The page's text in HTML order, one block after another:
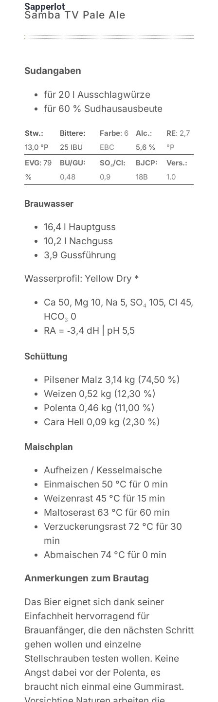
Sapperlot
Samba TV Pale Ale
Sudangaben
für 20 l Ausschlagwürze
für 60 % Sudhausausbeute
Stw.:
13,0 °P
Bittere:
25 IBU
Farbe: 6
EBC
Alc.:
5,6 %
RE: 2,7
°P
EVG: 79
%
BU/GU:
0,48
SO₄/Cl:
0,9
BJCP:
18B
Vers.:
1.0
Brauwasser
16,4 l Hauptguss
10,2 l Nachguss
3,9 Gussführung
Wasserprofil: Yellow Dry *
Ca 50, Mg 10, Na 5, SO₄ 105, Cl 45,
HCO₃ 0
RA = ‑3,4 dH | pH 5,5
Schüttung
Pilsener Malz 3,14 kg (74,50 %)
Weizen 0,52 kg (12,30 %)
Polenta 0,46 kg (11,00 %)
Cara Hell 0,09 kg (2,30 %)
Maischplan
Aufheizen / Kesselmaische
Einmaischen 50 °C für 0 min
Weizenrast 45 °C für 15 min
Maltoserast 63 °C für 60 min
Verzuckerungsrast 72 °C für 30
min
Abmaischen 74 °C für 0 min
Anmerkungen zum Brautag
Das Bier eignet sich dank seiner
Einfachheit hervorragend für
Brauanfänger, die den nächsten Schritt
gehen wollen und einzelne
Stellschrauben testen wollen. Keine
Angst dabei vor der Polenta, es
braucht nich einmal eine Gummirast.